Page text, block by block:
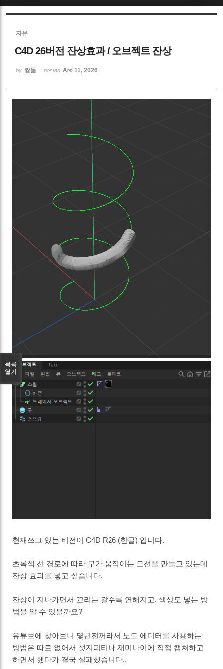
자유
C4D 26버전 잔상효과 / 오브젝트 잔상
by 짱돌 posted Apr 11, 2026
현재쓰고 있는 버전이 C4D R26 (한글) 입니다.
초록색 선 경로에 따라 구가 움직이는 모션을 만들고 있는데
잔상 효과를 넣고 싶습니다.
잔상이 지나가면서 꼬리는 갈수록 연해지고, 색상도 넣는 방
법을 알 수 있을까요?
유튜브에 찾아보니 몇년전꺼라서 노드 에디터를 사용하는
방법은 따로 없어서 챗지피티나 재미나이에 직접 캡쳐하고
하면서 했다가 결국 실패했습니다..
목록
열기
Sketchbook5, 스케치북5
Sketchbook5, 스케치북5